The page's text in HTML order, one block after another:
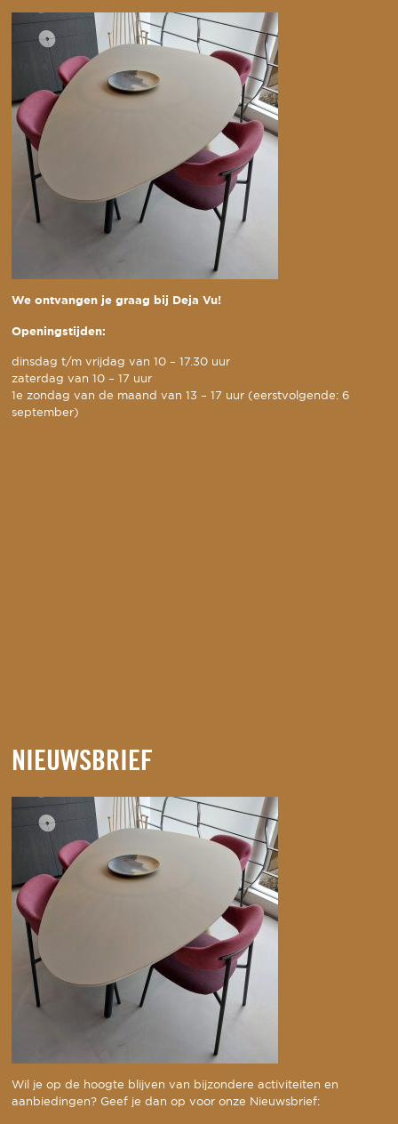
We ontvangen je graag bij Deja Vu!
Openingstijden:
dinsdag t/m vrijdag van 10 – 17.30 uur
zaterdag van 10 – 17 uur
1e zondag van de maand van 13 – 17 uur (eerstvolgende: 6
september)
NIEUWSBRIEF
Wil je op de hoogte blijven van bijzondere activiteiten en
aanbiedingen? Geef je dan op voor onze Nieuwsbrief: